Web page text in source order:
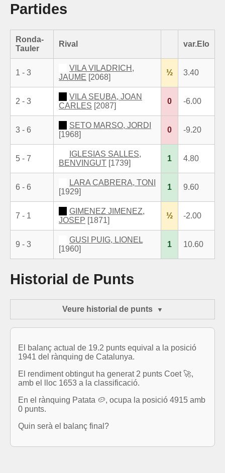
Partides
Ronda-
Tauler
Rival var.Elo
1 - 3
VILA VILADRICH,
JAUME [2068]
½ 3.40
2 - 3
VILA SEUBA, JOAN
CARLES [2087]
0 -6.00
3 - 6
SETO MARSO, JORDI
[1968]
0 -9.20
5 - 7
IGLESIAS SALLES,
BENVINGUT [1739]
1 4.80
6 - 6
LARA CABRERA, TONI
[1929]
1 9.60
7 - 1
GIMENEZ JIMENEZ,
JOSEP [1871]
½ -2.00
9 - 3
GUSI PUIG, LIONEL
[1960]
1 10.60
Historial de Punts
Veure historial de punts
El balanç actual de 19.2 punts equival a la posició
1941 del rànquing de Catalunya.
El rendiment obtingut ha generat 2 punts Coet 🚀,
amb el lloc 1653 a la classificació.
En el rànquing Patata 🥔, ocupa la posició 4915 amb
0 punts.
Quin serà el balanç final?